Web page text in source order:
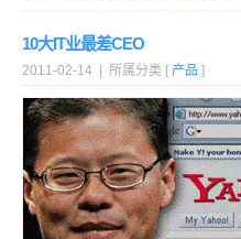
10大IT业最差CEO
2011-02-14 | 所属分类 [ 产品 ]